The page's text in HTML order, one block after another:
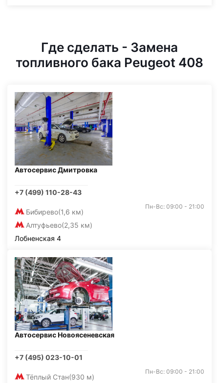
Где сделать - Замена
топливного бака Peugeot 408
Автосервис Дмитровка
+7 (499) 110-28-43
Бибирево(1,6 км)
Алтуфьево(2,35 км)
Пн-Вс: 09:00 - 21:00
Лобненская 4
Автосервис Новоясеневская
+7 (495) 023-10-01
Тёплый Стан(930 м)
Пн-Вс: 09:00 - 21:00